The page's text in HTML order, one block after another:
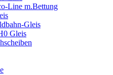
Line m.Bettung
Gleis
Gleis